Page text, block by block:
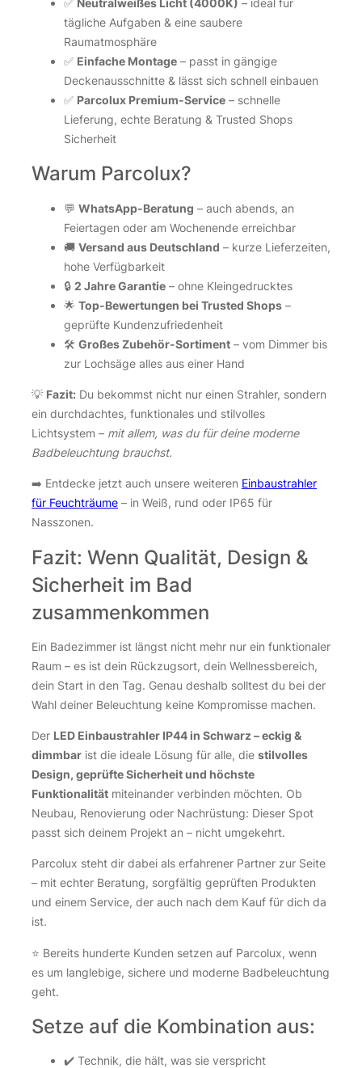
✅ Neutralweißes Licht (4000K) – ideal für
tägliche Aufgaben & eine saubere
Raumatmosphäre
✅ Einfache Montage – passt in gängige
Deckenausschnitte & lässt sich schnell einbauen
✅ Parcolux Premium-Service – schnelle
Lieferung, echte Beratung & Trusted Shops
Sicherheit
Warum Parcolux?
💬 WhatsApp-Beratung – auch abends, an
Feiertagen oder am Wochenende erreichbar
🚚 Versand aus Deutschland – kurze Lieferzeiten,
hohe Verfügbarkeit
🔒 2 Jahre Garantie – ohne Kleingedrucktes
🌟 Top-Bewertungen bei Trusted Shops –
geprüfte Kundenzufriedenheit
🛠️ Großes Zubehör-Sortiment – vom Dimmer bis
zur Lochsäge alles aus einer Hand
💡 Fazit: Du bekommst nicht nur einen Strahler, sondern
ein durchdachtes, funktionales und stilvolles
Lichtsystem – mit allem, was du für deine moderne
Badbeleuchtung brauchst.
➡️ Entdecke jetzt auch unsere weiteren Einbaustrahler
für Feuchträume – in Weiß, rund oder IP65 für
Nasszonen.
Fazit: Wenn Qualität, Design &
Sicherheit im Bad
zusammenkommen
Ein Badezimmer ist längst nicht mehr nur ein funktionaler
Raum – es ist dein Rückzugsort, dein Wellnessbereich,
dein Start in den Tag. Genau deshalb solltest du bei der
Wahl deiner Beleuchtung keine Kompromisse machen.
Der LED Einbaustrahler IP44 in Schwarz – eckig &
dimmbar ist die ideale Lösung für alle, die stilvolles
Design, geprüfte Sicherheit und höchste
Funktionalität miteinander verbinden möchten. Ob
Neubau, Renovierung oder Nachrüstung: Dieser Spot
passt sich deinem Projekt an – nicht umgekehrt.
Parcolux steht dir dabei als erfahrener Partner zur Seite
– mit echter Beratung, sorgfältig geprüften Produkten
und einem Service, der auch nach dem Kauf für dich da
ist.
⭐ Bereits hunderte Kunden setzen auf Parcolux, wenn
es um langlebige, sichere und moderne Badbeleuchtung
geht.
Setze auf die Kombination aus:
✔️ Technik, die hält, was sie verspricht